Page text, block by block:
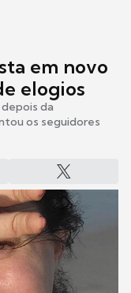
em novo
elogios
da
os seguidores